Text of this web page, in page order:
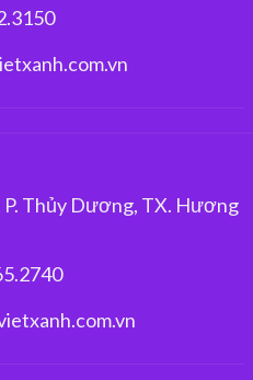
Thủy Dương, TX. Hương